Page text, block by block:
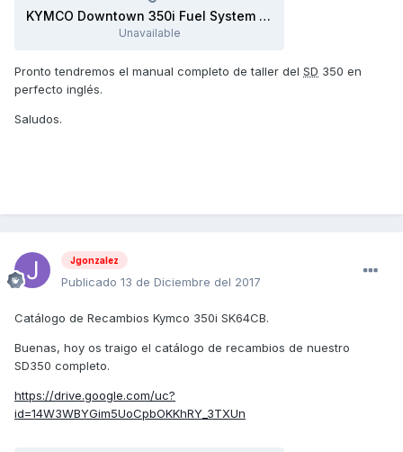
KYMCO Downtown 350i Fuel System failure code list.pdf
Unavailable
Pronto tendremos el manual completo de taller del SD 350 en
perfecto inglés.
Saludos.
Jgonzalez
Publicado 13 de Diciembre del 2017
Catálogo de Recambios Kymco 350i SK64CB.
Buenas, hoy os traigo el catálogo de recambios de nuestro
SD350 completo.
https://drive.google.com/uc?
id=14W3WBYGim5UoCpbOKKhRY_3TXUn